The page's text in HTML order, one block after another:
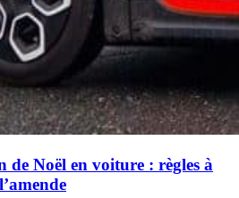
de Noël en voiture : règles à